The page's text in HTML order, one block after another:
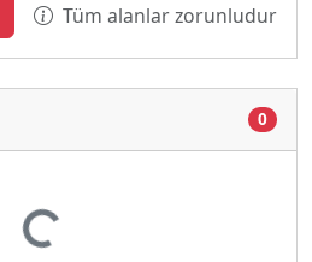
Tüm alanlar zorunludur
0
Yükleniyor...